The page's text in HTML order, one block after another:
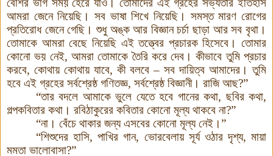
বেশির ভাগ সময় হেরে যাও। তোমাদের এই গ্রহের সভ্যতার ইতিহাস
আমরা জেনে নিয়েছি। সব ভাষা শিখে নিয়েছি। সমস্ত মারণ রোগের
প্রতিরোধ জেনে গেছি। শুধু অঙ্ক আর বিজ্ঞান চর্চা ছাড়া আর সব বৃথা।
তোমাকে আমরা বেছে নিয়েছি এই তত্ত্বের প্রচারক হিসেবে। তোমার
কোনো ভয় নেই, আমরা তোমাকে তৈরি করে দেব। কীভাবে তুমি প্রচার
করবে, কোথায় কোথায় যাবে, কী বলবে – সব দায়িত্ব আমাদের। তুমি
হবে এই গ্রহের সর্বশ্রেষ্ঠ গণিতজ্ঞ, সর্বশ্রেষ্ঠ বিজ্ঞানী। রাজি আছ?”
“তার বদলে আমাকে ভুলে যেতে হবে গানের কথা, ছবির কথা,
গল্পকবিতার কথা। রবিঠাকুরের কবিতার কোনো মূল্য থাকবে না?”
“না। বেঁচে থাকার জন্য এসবের কোনো মূল্য নেই।”
“শিশুদের হাসি, পাখির গান, ভোরবেলায় সূর্য ওঠার দৃশ্য, মায়া
মমতা ভালোবাসা?”